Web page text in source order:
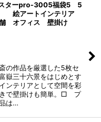
ターpro-3005福袋5 5
絵アートインテリア
オフィス 壁掛け
の作品を厳選した5枚セ
嶽三十六景をはじめとす
ンテリアとして空間を彩
きで壁掛けも簡単。□ プ
は…